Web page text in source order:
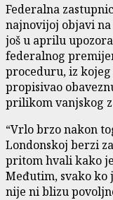
Federalna
najnovijoj objavi
još u aprilu
federalnog
proceduru, iz
propisivao
prilikom vanjskog
“Vrlo brzo nakon
Londonskoj berzi
pritom hvali kako je
Međutim, svako ko
nije ni blizu